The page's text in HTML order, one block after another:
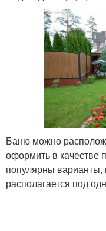
Баню можно
оформить в качестве
популярны варианты,
располагается под